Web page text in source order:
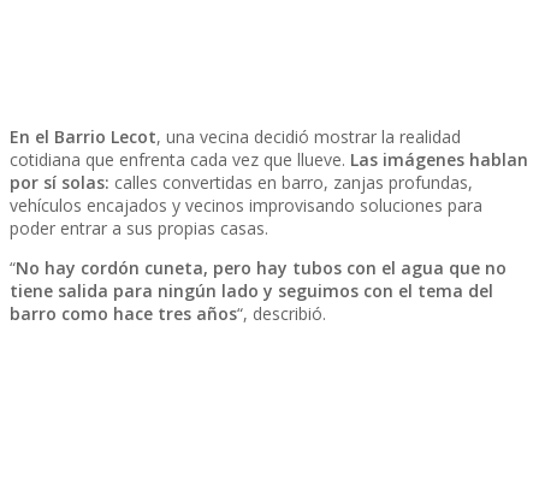
En el Barrio Lecot, una vecina decidió mostrar la realidad
cotidiana que enfrenta cada vez que llueve. Las imágenes hablan
por sí solas: calles convertidas en barro, zanjas profundas,
vehículos encajados y vecinos improvisando soluciones para
poder entrar a sus propias casas.
“No hay cordón cuneta, pero hay tubos con el agua que no
tiene salida para ningún lado y seguimos con el tema del
barro como hace tres años“, describió.